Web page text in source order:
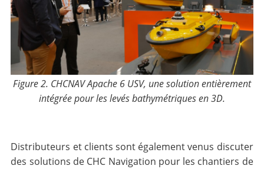
Figure 2. CHCNAVApache 6 USV, une solution entièrement
intégrée pour les levés bathymétriques en 3D.
Distributeurs et clients sont également venus discuter
des solutions de CHC Navigation pour les chantiers de